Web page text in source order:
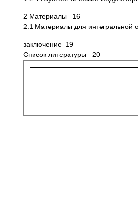
2 Материалы 16
2.1 Материалы для интегральной
заключение 19
Список литературы 20